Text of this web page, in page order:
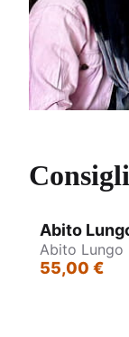
Abito
Abito Lungo
55,00 €